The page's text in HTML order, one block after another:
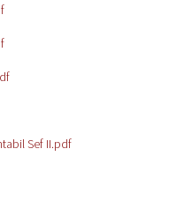
Sef II.pdf